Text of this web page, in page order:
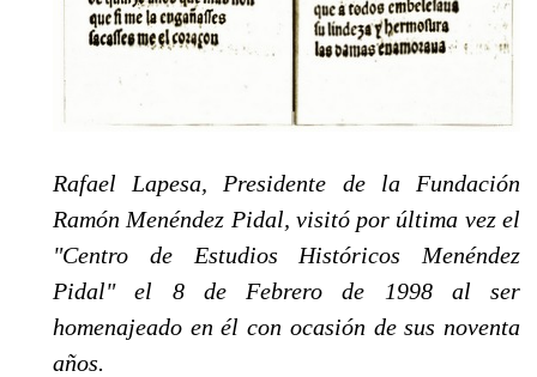
Rafael Lapesa, Presidente de la Fun­dación
Ramón Menéndez Pidal, visitó por última vez el
"Centro de Estudios Históricos Menéndez
Pidal" el 8 de Fe­brero de 1998 al ser
homenajeado en él con ocasión de sus noventa
años.